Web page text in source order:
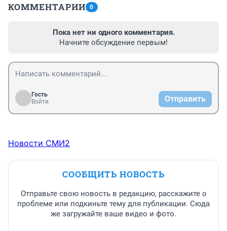
КОММЕНТАРИИ 0
Пока нет ни одного комментария.
Начните обсуждение первым!
Гость
Войти
Отправить
Новости СМИ2
СООБЩИТЬ НОВОСТЬ
Отправьте свою новость в редакцию, расскажите о
проблеме или подкиньте тему для публикации. Сюда
же загружайте ваше видео и фото.